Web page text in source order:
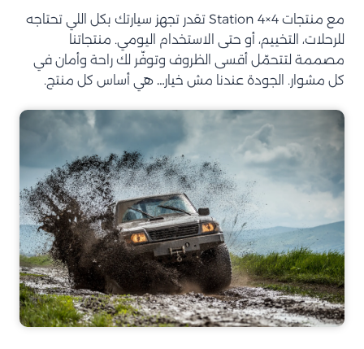
مع منتجات Station 4×4 تقدر تجهز سيارتك بكل اللي تحتاجه
للرحلات، التخييم، أو حتى الاستخدام اليومي. منتجاتنا
مصممة لتتحمّل أقسى الظروف وتوفّر لك راحة وأمان في
كل مشوار. الجودة عندنا مش خيار… هي أساس كل منتج.